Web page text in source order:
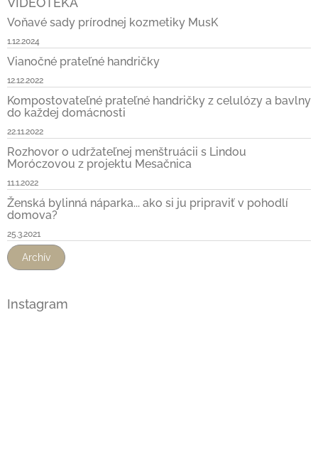
Voňavé sady prírodnej kozmetiky MusK
1.12.2024
Vianočné prateľné handričky
12.12.2022
Kompostovateľné prateľné handričky z celulózy a bavlny
do každej domácnosti
22.11.2022
Rozhovor o udržateľnej menštruácii s Lindou
Moróczovou z projektu Mesačnica
11.1.2022
Ženská bylinná náparka... ako si ju pripraviť v pohodlí
domova?
25.3.2021
Archív
Instagram